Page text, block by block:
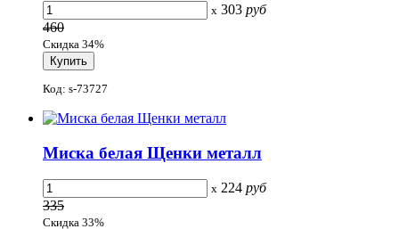
x 303 руб
460
Скидка 34%
Код: s-73727
Миска белая Щенки металл
x 224 руб
335
Скидка 33%